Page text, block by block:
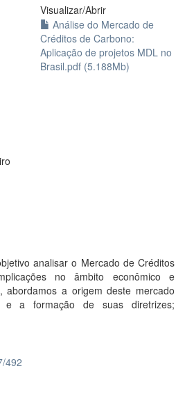
Visualizar/Abrir
Análise do Mercado de
Créditos de Carbono:
Aplicação de projetos MDL no
Brasil.pdf (5.188Mb)
analisar o Mercado de Créditos
no âmbito econômico e
abordamos a origem deste mercado
e a formação de suas diretrizes;
492